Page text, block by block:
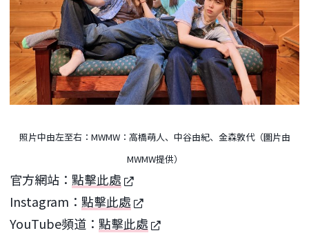
照片中由左至右：MWMW：高橋萌人、中谷由紀、金森敦代（圖片由
MWMW提供）
官方網站： 點擊此處
Instagram： 點擊此處
YouTube頻道： 點擊此處